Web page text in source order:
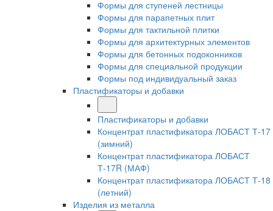
Формы для ступеней лестницы
Формы для парапетных плит
Формы для тактильной плитки
Формы для архитектурных элементов
Формы для бетонных подоконников
Формы для специальной продукции
Формы под индивидуальный заказ
Пластификаторы и добавки
Пластификаторы и добавки
Концентрат пластификатора ЛОБАСТ Т-17
(зимний)
Концентрат пластификатора ЛОБАСТ
Т-17R (МАФ)
Концентрат пластификатора ЛОБАСТ Т-18
(летний)
Изделия из металла